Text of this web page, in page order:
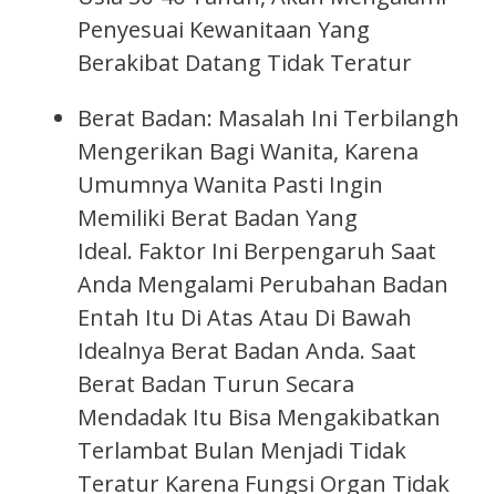
Penyesuai Kewanitaan Yang
Berakibat Datang Tidak Teratur
Berat Badan: Masalah Ini Terbilangh
Mengerikan Bagi Wanita, Karena
Umumnya Wanita Pasti Ingin
Memiliki Berat Badan Yang
Ideal. Faktor Ini Berpengaruh Saat
Anda Mengalami Perubahan Badan
Entah Itu Di Atas Atau Di Bawah
Idealnya Berat Badan Anda. Saat
Berat Badan Turun Secara
Mendadak Itu Bisa Mengakibatkan
Terlambat Bulan Menjadi Tidak
Teratur Karena Fungsi Organ Tidak